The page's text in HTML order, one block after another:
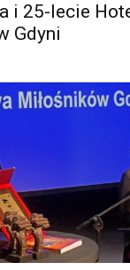
i 25-lecie
Gdyni